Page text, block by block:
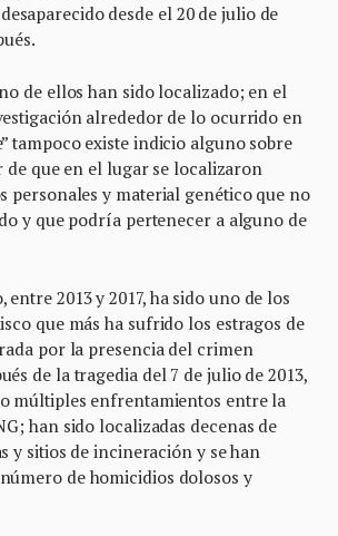
desde el 20 de julio de
de ellos han sido localizado; en el
alrededor de lo ocurrido en
tampoco existe indicio alguno sobre
de que en el lugar se localizaron
personales y material genético que no
y que podría pertenecer a alguno de
entre 2013 y 2017, ha sido uno de los
que más ha sufrido los estragos de
por la presencia del crimen
de la tragedia del 7 de julio de 2013,
múltiples enfrentamientos entre la
han sido localizadas decenas de
y sitios de incineración y se han
de homicidios dolosos y